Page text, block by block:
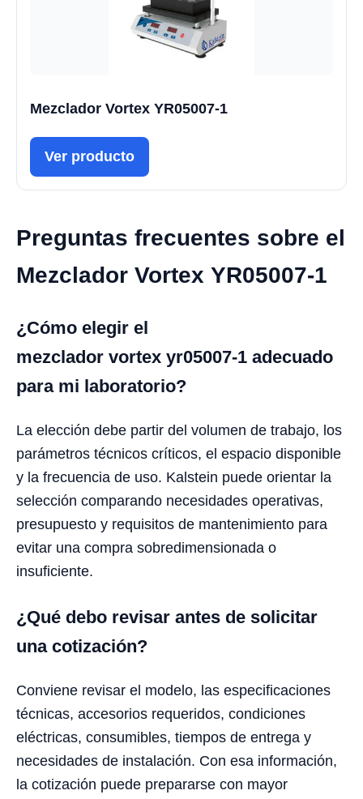
Mezclador Vortex YR05007-1
Ver producto
Preguntas frecuentes sobre el
Mezclador Vortex YR05007-1
¿Cómo elegir el
mezclador vortex yr05007-1 adecuado
para mi laboratorio?
La elección debe partir del volumen de trabajo, los
parámetros técnicos críticos, el espacio disponible
y la frecuencia de uso. Kalstein puede orientar la
selección comparando necesidades operativas,
presupuesto y requisitos de mantenimiento para
evitar una compra sobredimensionada o
insuficiente.
¿Qué debo revisar antes de solicitar
una cotización?
Conviene revisar el modelo, las especificaciones
técnicas, accesorios requeridos, condiciones
eléctricas, consumibles, tiempos de entrega y
necesidades de instalación. Con esa información,
la cotización puede prepararse con mayor